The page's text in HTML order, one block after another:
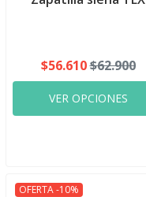
$56.610$62.900
VER OPCIONES
OFERTA -10%